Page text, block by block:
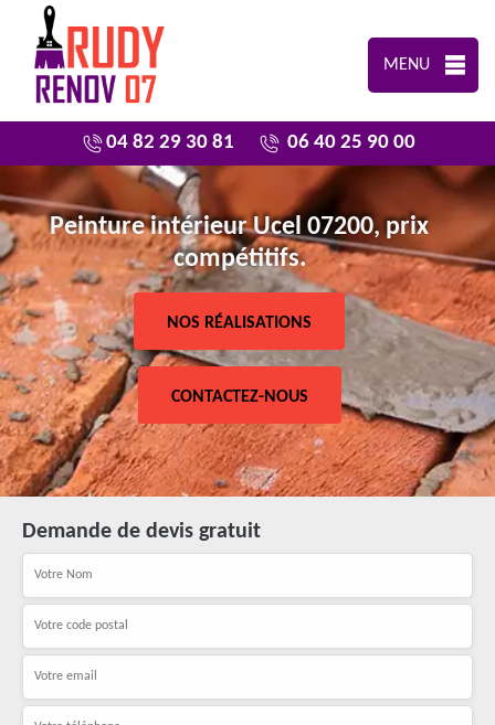
MENU
04 82 29 30 81 06 40 25 90 00
Peinture intérieur Ucel 07200, prix
compétitifs.
NOS RÉALISATIONS
CONTACTEZ-NOUS
Demande de devis gratuit